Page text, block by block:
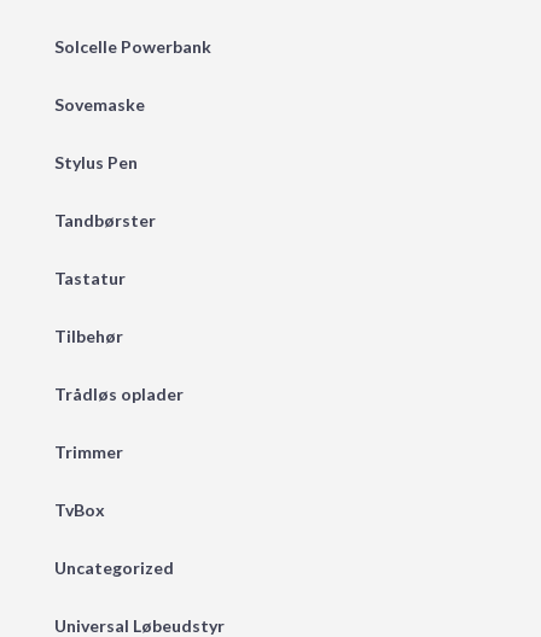
Solcelle Powerbank
Sovemaske
Stylus Pen
Tandbørster
Tastatur
Tilbehør
Trådløs oplader
Trimmer
TvBox
Uncategorized
Universal Løbeudstyr